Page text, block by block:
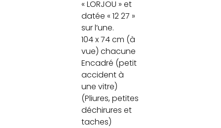
« LORJOU » et
datée « 12 27 »
sur l’une.
104 x 74 cm (à
vue) chacune
Encadré (petit
accident à
une vitre)
(Pliures, petites
déchirures et
taches)